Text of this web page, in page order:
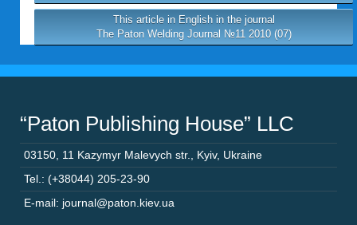
This article in English in the journal
The Paton Welding Journal №11 2010 (07)
“Paton Publishing House” LLC
03150 11 Kazymyr Malevych str. Kyiv, Ukraine
Tel.: (+38044) 205-23-90
E-mail: journal@paton.kiev.ua